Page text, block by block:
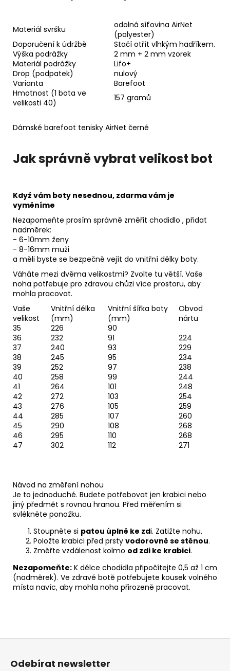
Materiál svršku
odolná síťovina AirNet
(polyester)
Doporučení k údržbě
Stačí otřít vlhkým hadříkem.
Výška podrážky
2 mm + 2 mm vzorek
Materiál podrážky
Lifo+
Drop (podpatek)
nulový
Varianta
Barefoot
Hmotnost (1 bota ve
velikosti 40)
157 gramů
Dámské barefoot tenisky AirNet černé
Jak správně vybrat velikost bot
Když vám boty nesednou, zdarma vám je
vyměníme
Nezapomeňte prosím správně změřit chodidlo , přidat
nadměrek:
- 6-10mm ženy
- 8-16mm muži
a měli byste se bezpečně vejít do vnitřní délky boty.
Váháte mezi dvěma velikostmi? Zvolte tu větší. Vaše
noha potřebuje pro zdravou chůzi více prostoru, aby
mohla pracovat.
Vaše
velikost
Vnitřní délka
(mm)
Vnitřní šířka boty
(mm)
Obvod
nártu
35
226
90
36
232 91
224
37
240 93
229
38
245 95
234
39
252 97
238
40
258 99
244
41
264 101
248
42
272 103
254
43
276 105
259
44
285 107
260
45
290 108
268
46
295 110
268
47
302 112 271
Návod na změření nohou
Je to jednoduché. Budete potřebovat jen krabici nebo
jiný předmět s rovnou hranou. Před měřením si
svlékněte ponožku.
Stoupněte si patou úplně ke zdi. Zatižte nohu.
Položte krabici před prsty vodorovně se stěnou.
Změřte vzdálenost kolmo od zdi ke krabici.
Nezapomeňte: K délce chodidla připočítejte 0,5 až 1 cm
(nadměrek). Ve zdravé botě potřebujete kousek volného
místa navíc, aby mohla noha přirozeně pracovat.
Odebírat newsletter